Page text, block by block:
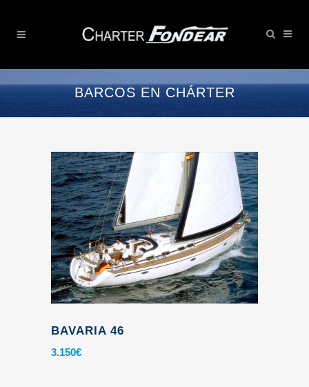
BARCOS EN CHÁRTER
BAVARIA 46
3.150€